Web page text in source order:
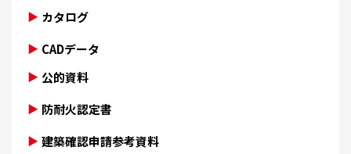
カタログ
CADデータ
公的資料
防耐火認定書
建築確認申請参考資料